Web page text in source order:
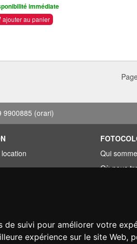
suivi pour améliorer votre
expérience sur le site Web,
immédiate
ajouter au panier
9900885 (orari)
Qui
Où nous